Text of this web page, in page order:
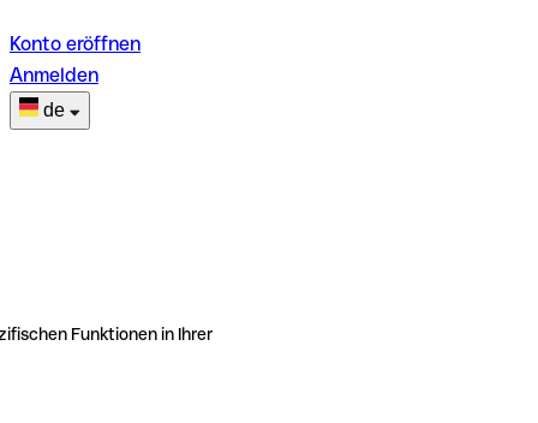
Konto eröffnen
Anmelden
de
Funktionen in Ihrer